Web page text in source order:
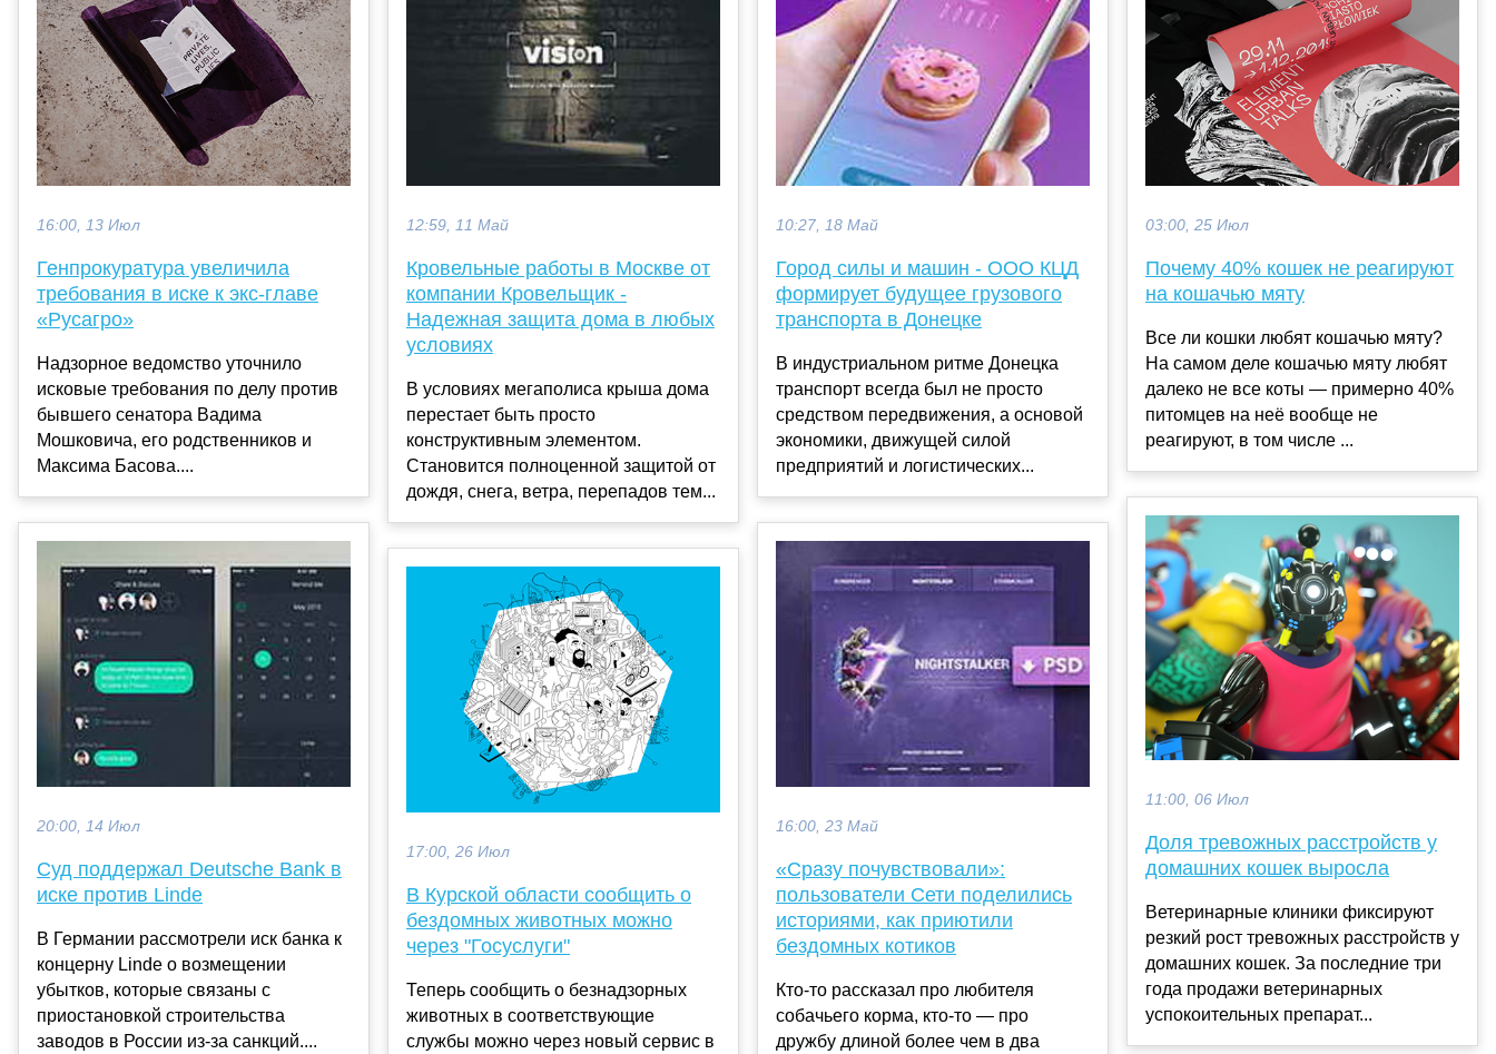
16:00, 13 Июл
Генпрокуратура увеличила
требования в иске к экс-главе
«Русагро»
Надзорное ведомство уточнило
исковые требования по делу против
бывшего сенатора Вадима
Мошковича, его родственников и
Максима Басова....
20:00, 14 Июл
Суд поддержал Deutsche Bank в
иске против Linde
В Германии рассмотрели иск банка к
концерну Linde о возмещении
убытков, которые связаны с
приостановкой строительства
заводов в России из-за санкций....
12:59, 11 Май
Кровельные работы в Москве от
компании Кровельщик -
Надежная защита дома в любых
условиях
В условиях мегаполиса крыша дома
перестает быть просто
конструктивным элементом.
Становится полноценной защитой от
дождя, снега, ветра, перепадов тем...
17:00, 26 Июл
В Курской области сообщить о
бездомных животных можно
через "Госуслуги"
Теперь сообщить о безнадзорных
животных в соответствующие
службы можно через новый сервис в
10:27, 18 Май
Город силы и машин - ООО КЦД
формирует будущее грузового
транспорта в Донецке
В индустриальном ритме Донецка
транспорт всегда был не просто
средством передвижения, а основой
экономики, движущей силой
предприятий и логистических...
16:00, 23 Май
«Сразу почувствовали»:
пользователи Сети поделились
историями, как приютили
бездомных котиков
Кто-то рассказал про любителя
собачьего корма, кто-то — про
дружбу длиной более чем в два
03:00, 25 Июл
Почему 40% кошек не реагируют
на кошачью мяту
Все ли кошки любят кошачью мяту?
На самом деле кошачью мяту любят
далеко не все коты — примерно 40%
питомцев на неё вообще не
реагируют, в том числе ...
11:00, 06 Июл
Доля тревожных расстройств у
домашних кошек выросла
Ветеринарные клиники фиксируют
резкий рост тревожных расстройств у
домашних кошек. За последние три
года продажи ветеринарных
успокоительных препарат...